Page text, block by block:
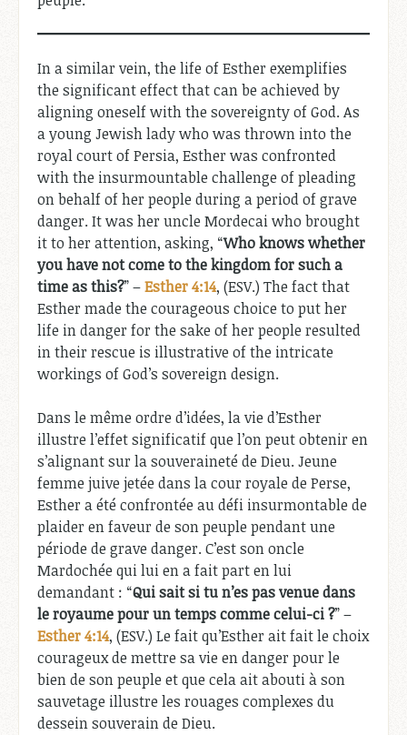
In a similar vein, the life of Esther exemplifies
the significant effect that can be achieved by
aligning oneself with the sovereignty of God. As
a young Jewish lady who was thrown into the
royal court of Persia, Esther was confronted
with the insurmountable challenge of pleading
on behalf of her people during a period of grave
danger. It was her uncle Mordecai who brought
it to her attention, asking, “Who knows whether
you have not come to the kingdom for such a
time as this?” –Esther 4:14, (ESV.) The fact that
Esther made the courageous choice to put her
life in danger for the sake of her people resulted
in their rescue is illustrative of the intricate
workings of God’s sovereign design.
Dans le même ordre d’idées, la vie d’Esther
illustre l’effet significatif que l’on peut obtenir en
s’alignant sur la souveraineté de Dieu. Jeune
femme juive jetée dans la cour royale de Perse,
Esther a été confrontée au défi insurmontable de
plaider en faveur de son peuple pendant une
période de grave danger. C’est son oncle
Mardochée qui lui en a fait part en lui
demandant : “Qui sait si tu n’es pas venue dans
le royaume pour un temps comme celui-ci ?” –
Esther 4:14, (ESV.) Le fait qu’Esther ait fait le choix
courageux de mettre sa vie en danger pour le
bien de son peuple et que cela ait abouti à son
sauvetage illustre les rouages complexes du
dessein souverain de Dieu.